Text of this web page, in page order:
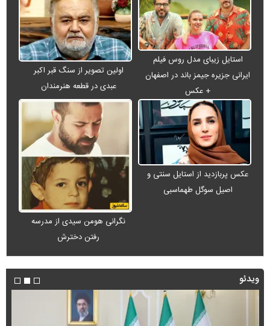
استایل زیبای مدل روس فیلم
ایرانی جزیره جیمز باند در اصفهان
+ عکس
اولین تصویر از سنگ قبر اکبر
عبدی در قطعه هنرمندان
عکس پربازدید از استایل سنتی و
اصیل سوگل طهماسبی
نگرانی هومن سیدی از مدرسه
رفتن دخترش
ویدئو